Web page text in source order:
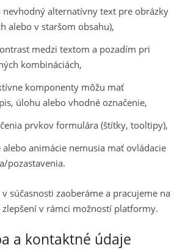
nevhodný alternatívny text pre obrázky
alebo v staršom obsahu),
medzi textom a pozadím pri
kombináciách,
komponenty môžu mať
úlohu alebo vhodné označenie,
prvkov formulára (štítky, tooltipy),
animácie nemusia mať ovládacie
pozastavenia.
súčasnosti zaoberáme a pracujeme na
v rámci možností platformy.
a kontaktné údaje